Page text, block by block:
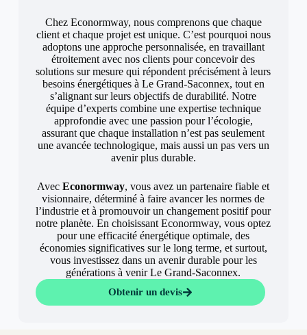
Chez Econormway, nous comprenons que chaque
client et chaque projet est unique. C’est pourquoi nous
adoptons une approche personnalisée, en travaillant
étroitement avec nos clients pour concevoir des
solutions sur mesure qui répondent précisément à leurs
besoins énergétiques à Le Grand-Saconnex, tout en
s’alignant sur leurs objectifs de durabilité. Notre
équipe d’experts combine une expertise technique
approfondie avec une passion pour l’écologie,
assurant que chaque installation n’est pas seulement
une avancée technologique, mais aussi un pas vers un
avenir plus durable.
AvecEconormway, vous avez un partenaire fiable et
visionnaire, déterminé à faire avancer les normes de
l’industrie et à promouvoir un changement positif pour
notre planète. En choisissant Econormway, vous optez
pour une efficacité énergétique optimale, des
économies significatives sur le long terme, et surtout,
vous investissez dans un avenir durable pour les
générations à venir Le Grand-Saconnex.
Obtenir un devis